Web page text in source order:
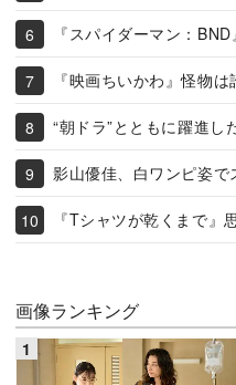
『スパイダーマン：
『映画ちいかわ』怪物
“朝ドラ”とともに躍進し
影山優佳、白ワンピ姿で
『Tシャツが乾くまで』
画像ランキング